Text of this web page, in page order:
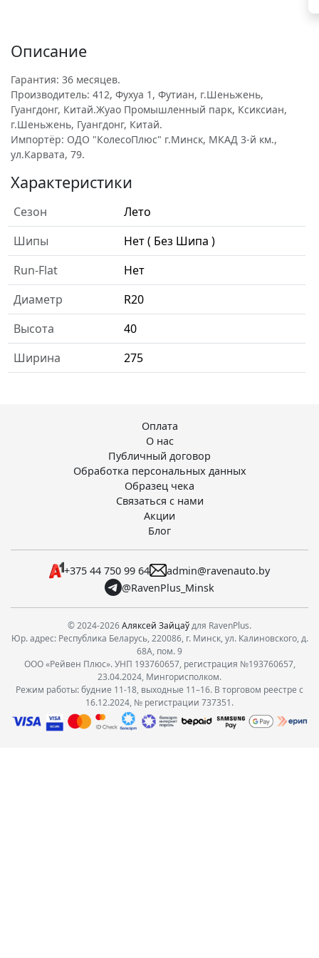
Описание
Гарантия: 36 месяцев.
Производитель: 412, Фухуа 1, Футиан, г.Шеньжень,
Гуангдонг, Китай.Жуао Промышленный парк, Ксиксиан,
г.Шеньжень, Гуангдонг, Китай.
Импортёр: ОДО "КолесоПлюс" г.Минск, МКАД 3-й км.,
ул.Карвата, 79.
Характеристики
Сезон
Лето
Шипы
Нет ( Без Шипа )
Run-Flat
Нет
Диаметр
R20
Высота
40
Ширина
275
Оплата
О нас
Публичный договор
Обработка персональных данных
Образец чека
Связаться с нами
Акции
Блог
+375 44 750 99 64
admin@ravenauto.by
@RavenPlus_Minsk
© 2024-2026Аляксей Зайцаўдля RavenPlus.
Юр. адрес: Республика Беларусь, 220086, г. Минск, ул. Калиновского, д.
68А, пом. 9
ООО «Рейвен Плюс». УНП 193760657, регистрация №193760657,
23.04.2024, Мингорисполком.
Режим работы: будние 11-18, выходные 11–16. В торговом реестре с
16.12.2024, № регистрации 737351.